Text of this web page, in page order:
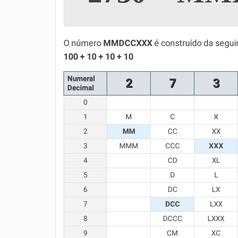
Química
Todos os Exercícios
O número MMDCCXXX é construído da
100 + 10 + 10 + 10
Numeral
Decimal
2 7 3
0
1
M C X
2
MM CC XX
3
MMM CCC XXX
4
CD XL
5
D L
6
DC LX
7
DCC LXX
8
DCCC LXXX
9
CM XC